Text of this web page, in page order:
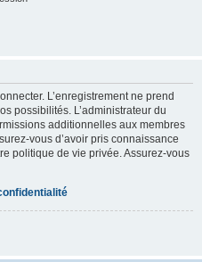
L’enregistrement ne prend
possibilités. L’administrateur du
additionnelles aux membres
vous d’avoir pris connaissance
politique de vie privée. Assurez-vous